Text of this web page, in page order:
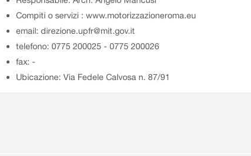
Compiti o servizi : www.motorizzazioneroma.eu
email: direzione.upfr@mit.gov.it
telefono: 0775 200025 - 0775 200026
fax: -
Ubicazione: Via Fedele Calvosa n. 87/91